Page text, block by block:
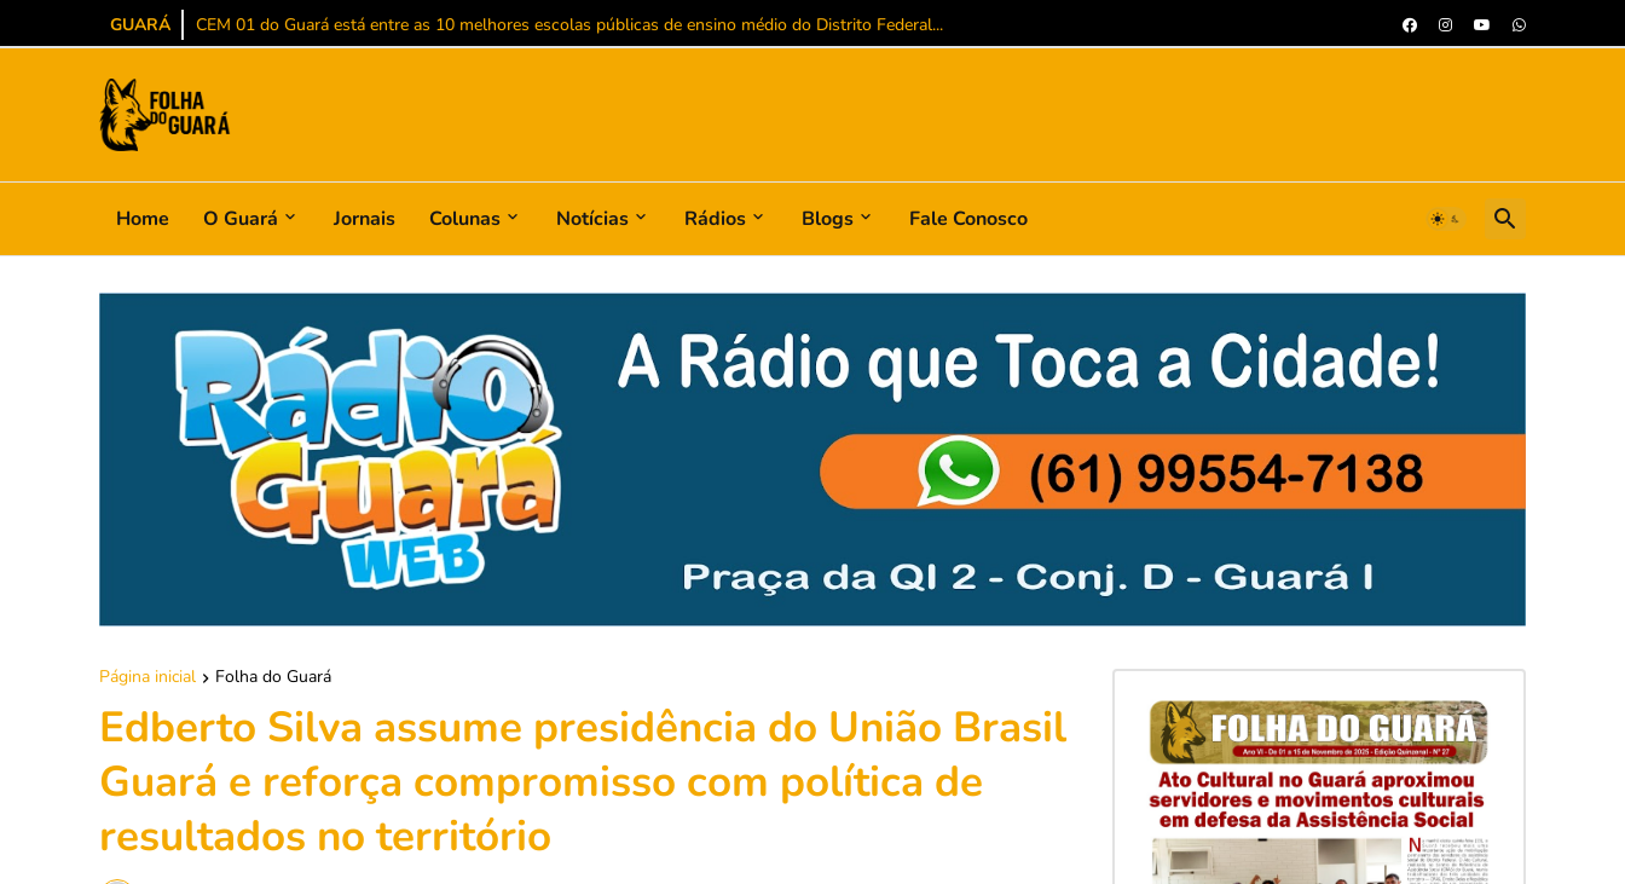
GUARÁ CEM 01 do Guará está entre as 10 melhores escolas públicas de ensino médio do Distrito Federal...
Home O Guará Jornais Colunas Notícias Rádios Blogs Fale Conosco
Página inicial Folha do Guará
Edberto Silva assume presidência do União Brasil
Guará e reforça compromisso com política de
resultados no território